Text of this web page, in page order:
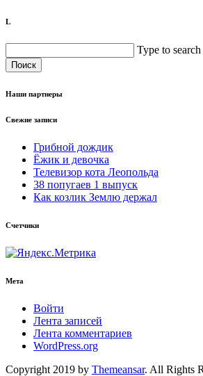
L
Type to search
Поиск
Наши партнеры
Свежие записи
Грибной дождик
Ёжик и девочка
Телевизор кота Леопольда
38 попугаев 1 выпуск
Как козлик Землю держал
Счетчики
Мета
Войти
Лента записей
Лента комментариев
WordPress.org
Copyright 2019 by Themeansar. All Rights